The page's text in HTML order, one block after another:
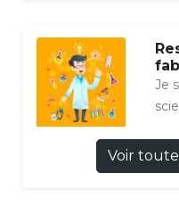
Je
Voir